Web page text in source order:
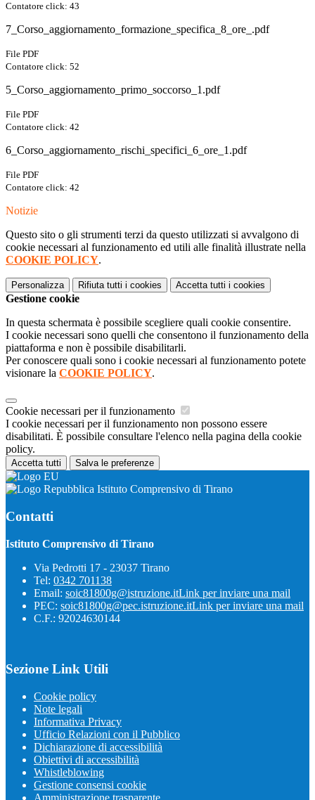
Contatore click: 43
7_Corso_aggiornamento_formazione_specifica_8_ore_.pdf
File PDF
Contatore click: 52
5_Corso_aggiornamento_primo_soccorso_1.pdf
File PDF
Contatore click: 42
6_Corso_aggiornamento_rischi_specifici_6_ore_1.pdf
File PDF
Contatore click: 42
Notizie
Questo sito o gli strumenti terzi da questo utilizzati si avvalgono di
cookie necessari al funzionamento ed utili alle finalità illustrate nella
COOKIE POLICY.
Personalizza Rifiuta tutti i cookies Accetta tutti i cookies
Gestione cookie
In questa schermata è possibile scegliere quali cookie consentire.
I cookie necessari sono quelli che consentono il funzionamento della
piattaforma e non è possibile disabilitarli.
Per conoscere quali sono i cookie necessari al funzionamento potete
visionare la COOKIE POLICY.
Cookie necessari per il funzionamento
I cookie necessari per il funzionamento non possono essere
disabilitati. È possibile consultare l'elenco nella pagina della cookie
policy.
Accetta tutti Salva le preferenze
Istituto Comprensivo di Tirano
Contatti
Istituto Comprensivo di Tirano
Via Pedrotti 17 - 23037 Tirano
Tel: 0342 701138
Email: soic81800g@istruzione.itLink per inviare una mail
PEC: soic81800g@pec.istruzione.itLink per inviare una mail
C.F.: 92024630144
Sezione Link Utili
Cookie policy
Note legali
Informativa Privacy
Ufficio Relazioni con il Pubblico
Dichiarazione di accessibilità
Obiettivi di accessibilità
Whistleblowing
Gestione consensi cookie
Amministrazione trasparente